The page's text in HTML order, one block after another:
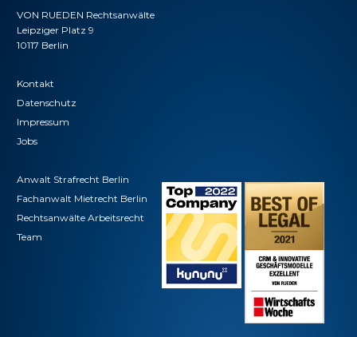
VON RUEDEN Rechtsanwälte
Leipziger Platz 9
10117 Berlin
Kontakt
Datenschutz
Impressum
Jobs
Anwalt Strafrecht Berlin
Fachanwalt Mietrecht Berlin
Rechtsanwälte Arbeitsrecht
Team